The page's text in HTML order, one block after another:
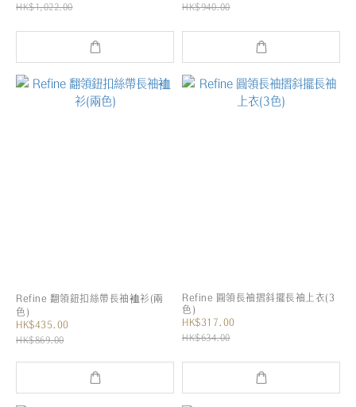
HK$1,022.00 HK$940.00
Refine 翻領鈕扣絲帶長袖裇衫(兩
色)
HK$435.00
HK$869.00
Refine 圓領長袖摺斜擺長袖上衣(3
色)
HK$317.00
HK$634.00